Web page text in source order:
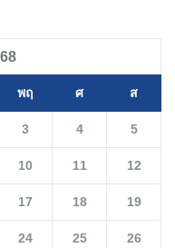
พฤ ศ ส
3 4 5
10 11 12
17 18 19
24 25 26